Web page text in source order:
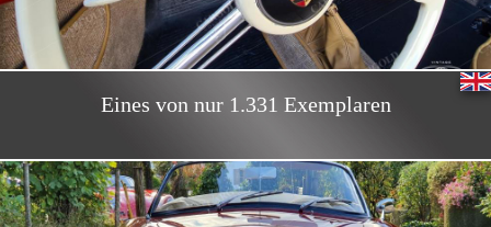
Eines von nur 1.331 Exemplaren